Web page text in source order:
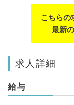
こちらの
最新
求人詳細
給与